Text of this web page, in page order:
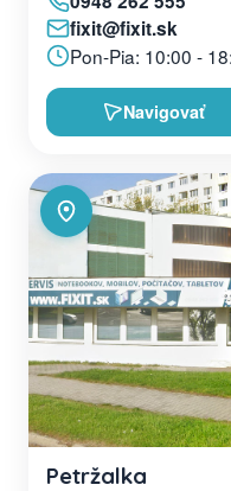
fixit@fixit.sk
Pon-Pia: 10:00 -
Navigovať
Petržalka